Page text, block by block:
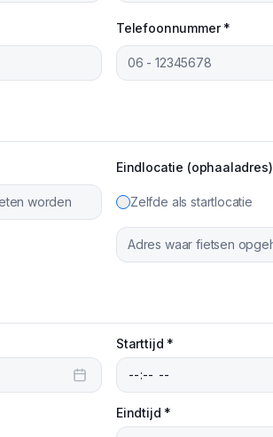
Telefoonnummer *
Eindlocatie (ophaaladres)
Zelfde als startlocatie
Starttijd *
Eindtijd *